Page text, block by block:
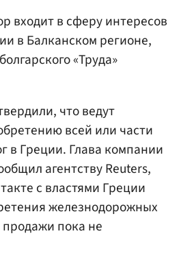
входит в сферу интересов
в Балканском регионе,
«Труда»
что ведут
всей или части
в Греции. Глава компании
агентству Reuters,
с властями Греции
железнодорожных
пока не